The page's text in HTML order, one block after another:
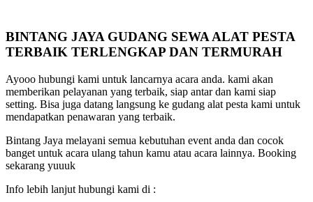
BINTANG JAYA GUDANG SEWA ALAT PESTA
TERBAIK TERLENGKAP DAN TERMURAH
Ayooo hubungi kami untuk lancarnya acara anda. kami akan
memberikan pelayanan yang terbaik, siap antar dan kami siap
setting. Bisa juga datang langsung ke gudang alat pesta kami untuk
mendapatkan penawaran yang terbaik.
Bintang Jaya melayani semua kebutuhan event anda dan cocok
banget untuk acara ulang tahun kamu atau acara lainnya. Booking
sekarang yuuuk
Info lebih lanjut hubungi kami di :